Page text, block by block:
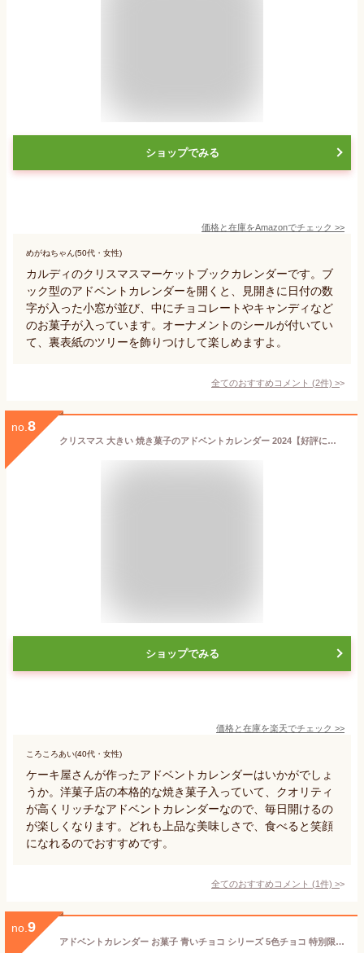
ショップでみる
価格と在庫をAmazonでチェック >>
めがねちゃん(50代・女性)
カルディのクリスマスマーケットブックカレンダーです。ブ
ック型のアドベントカレンダーを開くと、見開きに日付の数
字が入った小窓が並び、中にチョコレートやキャンディなど
のお菓子が入っています。オーナメントのシールが付いてい
て、裏表紙のツリーを飾りつけして楽しめますよ。
全てのおすすめコメント (2件) >
no. 8
クリスマス 大きい 焼き菓子のアドベントカレンダー 2024【好評につき第二弾！12/2発送】 お菓子 焼き菓子 スイーツ クリスマスギフト クリスマスプレゼント アドベントカレンダー クッキー フィナンシェ メレンゲ ラスク チョコ 紅茶 バターケーキ レモンケーキ 箱詰 歳暮
ショップでみる
価格と在庫を楽天でチェック >>
ころころあい(40代・女性)
ケーキ屋さんが作ったアドベントカレンダーはいかがでしょ
うか。洋菓子店の本格的な焼き菓子入っていて、クオリティ
が高くリッチなアドベントカレンダーなので、毎日開けるの
が楽しくなります。どれも上品な美味しさで、食べると笑顔
になれるのでおすすめです。
全てのおすすめコメント (1件) >
no. 9
アドベントカレンダー お菓子 青いチョコ シリーズ 5色チョコ 特別限定版 横井チョコレート イノブンオリジナル 25個入 クリスマス